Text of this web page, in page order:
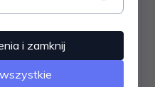
robocze)
5,
i zamknij